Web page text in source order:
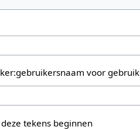
voor
tekens beginnen